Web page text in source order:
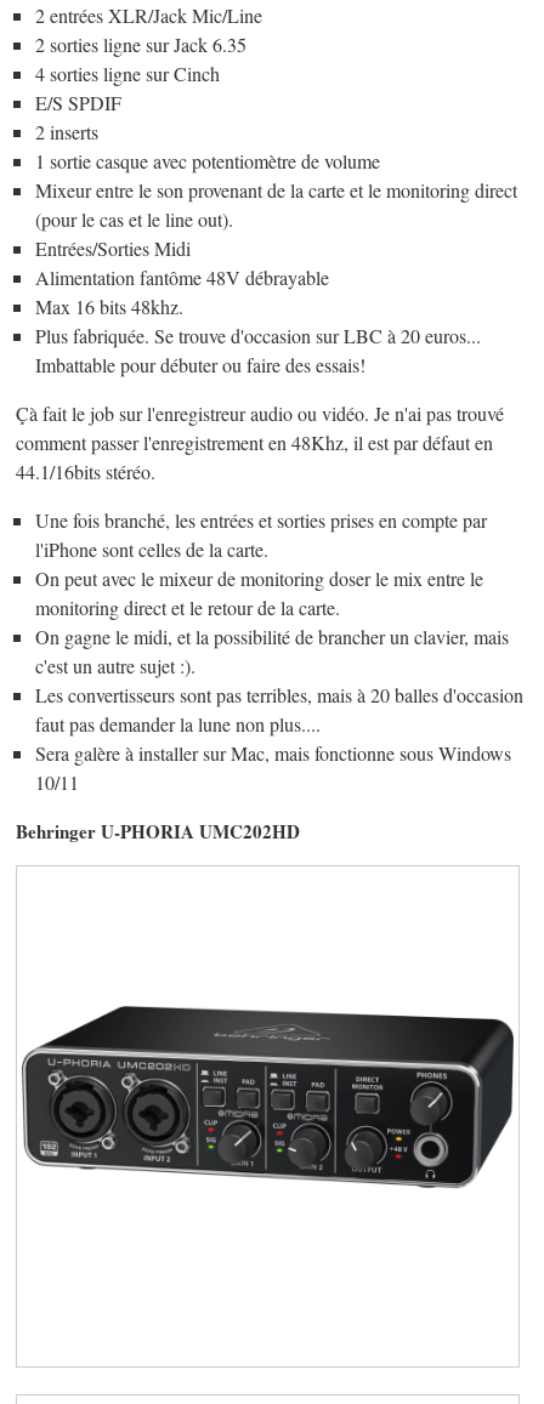
2 entrées XLR/Jack Mic/Line
2 sorties ligne sur Jack 6.35
4 sorties ligne sur Cinch
E/S SPDIF
2 inserts
1 sortie casque avec potentiomètre de volume
Mixeur entre le son provenant de la carte et le monitoring direct
(pour le cas et le line out).
Entrées/Sorties Midi
Alimentation fantôme 48V débrayable
Max 16 bits 48khz.
Plus fabriquée. Se trouve d'occasion sur LBC à 20 euros...
Imbattable pour débuter ou faire des essais!
Çà fait le job sur l'enregistreur audio ou vidéo. Je n'ai pas trouvé
comment passer l'enregistrement en 48Khz, il est par défaut en
44.1/16bits stéréo.
Une fois branché, les entrées et sorties prises en compte par
l'iPhone sont celles de la carte.
On peut avec le mixeur de monitoring doser le mix entre le
monitoring direct et le retour de la carte.
On gagne le midi, et la possibilité de brancher un clavier, mais
c'est un autre sujet :).
Les convertisseurs sont pas terribles, mais à 20 balles d'occasion
faut pas demander la lune non plus....
Sera galère à installer sur Mac, mais fonctionne sous Windows
10/11
Behringer U-PHORIA UMC202HD